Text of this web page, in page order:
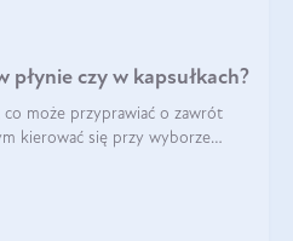
czy w kapsułkach?
może przyprawiać o zawrót
kierować się przy wyborze